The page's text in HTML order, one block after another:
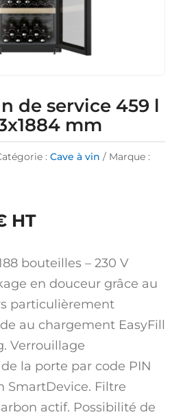
de service 459 l
mm
: Cave à vin
Marque :
HT
bouteilles – 230 V
en douceur grâce au
particulièrement
au chargement EasyFill
Verrouillage
la porte par code PIN
SmartDevice. Filtre
actif. Possibilité de